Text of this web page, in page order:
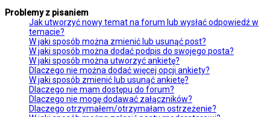
Problemy z pisaniem
Jak utworzyć nowy temat na forum lub wysłać odpowiedź w
temacie?
W jaki sposób można zmienić lub usunąć post?
W jaki sposób można dodać podpis do swojego posta?
W jaki sposób można utworzyć ankietę?
Dlaczego nie można dodać więcej opcji ankiety?
W jaki sposób zmienić lub usunąć ankietę?
Dlaczego nie mam dostępu do forum?
Dlaczego nie mogę dodawać załączników?
Dlaczego otrzymałem/otrzymałam ostrzeżenie?